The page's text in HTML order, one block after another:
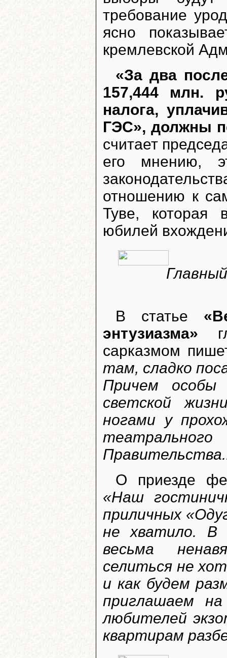
требование
ясно
кремлевской
«За два
157,444 млн.
налога,
ГЭС», должны
считает
его мнению,
отношению к
Туве, которая
юбилей
В статье
энтузиазма»
сарказмом
там, сладко
Причем особы
светской
ногами у
театрального
О приезде
«Наш
приличных
не хватило. В
весьма
селиться не
и как будем
приглашаем
любителей
квартирам